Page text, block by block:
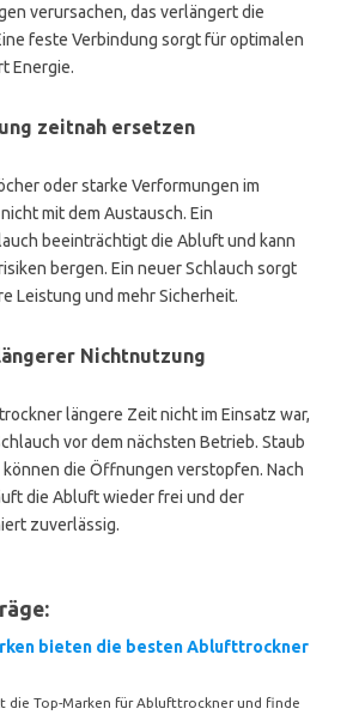
verursachen, das verlängert die
feste Verbindung sorgt für optimalen
Energie.
zeitnah ersetzen
oder starke Verformungen im
mit dem Austausch. Ein
beeinträchtigt die Abluft und kann
bergen. Ein neuer Schlauch sorgt
Leistung und mehr Sicherheit.
Nichtnutzung
längere Zeit nicht im Einsatz war,
vor dem nächsten Betrieb. Staub
die Öffnungen verstopfen. Nach
die Abluft wieder frei und der
zuverlässig.
bieten die besten Ablufttrockner
die Top-Marken für Ablufttrockner und finde